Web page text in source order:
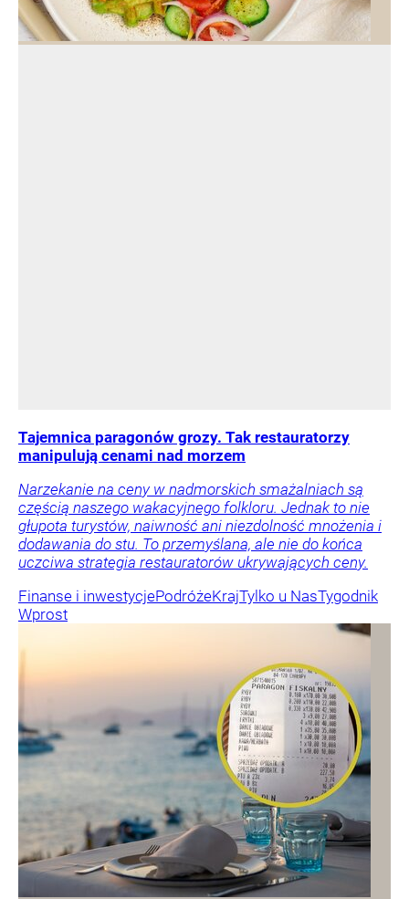
Tajemnica paragonów grozy. Tak restauratorzy
manipulują cenami nad morzem
Narzekanie na ceny w nadmorskich smażalniach są
częścią naszego wakacyjnego folkloru. Jednak to nie
głupota turystów, naiwność ani niezdolność mnożenia i
dodawania do stu. To przemyślana, ale nie do końca
uczciwa strategia restauratorów ukrywających ceny.
Finanse i inwestycjePodróżeKrajTylko u NasTygodnik
Wprost